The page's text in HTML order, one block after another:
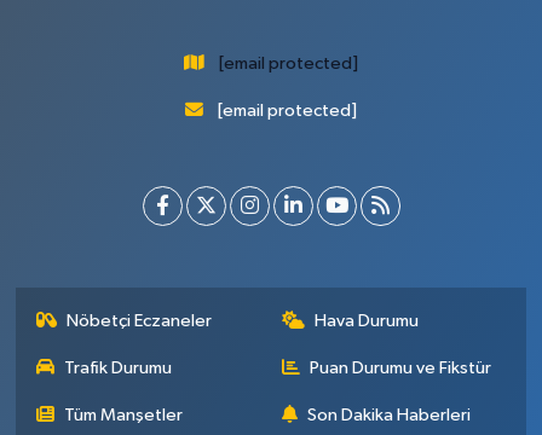
[email protected]
[email protected]
Nöbetçi Eczaneler Hava Durumu
Trafik Durumu Puan Durumu ve Fikstür
Tüm Manşetler Son Dakika Haberleri